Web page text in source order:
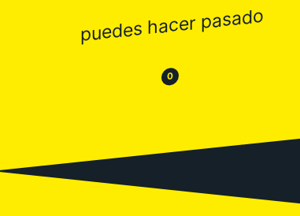
puedes hacer pasado
😒 0 😂